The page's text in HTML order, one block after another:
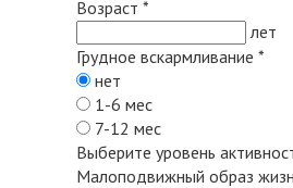
Возраст *
лет
Грудное вскармливание *
нет
1-6 мес
7-12 мес
Выберите уровень
Малоподвижный образ